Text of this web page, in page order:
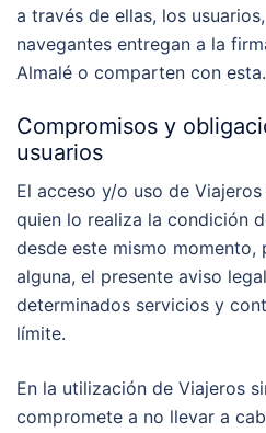
a través de ellas, los
navegantes entregan a la
Almalé o comparten con esta.
Compromisos y
usuarios
El acceso y/o uso de
quien lo realiza la condición
desde este mismo momento,
alguna, el presente aviso
determinados servicios y
límite.
En la utilización de Viajeros
compromete a no llevar a